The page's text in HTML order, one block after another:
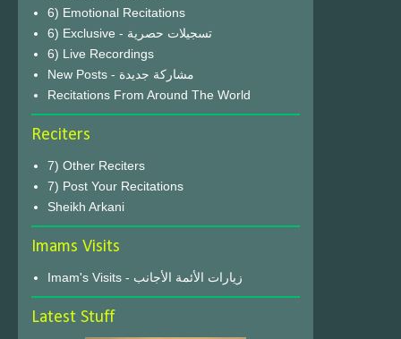
6) Emotional Recitations
6) Exclusive - تسجيلات حصرية
6) Live Recordings
New Posts - مشاركة جديدة
Recitations From Around The World
Reciters
7) Other Reciters
7) Post Your Recitations
Sheikh Arkani
Imams Visits
Imam's Visits - زيارات الأئمة الأجانب
Latest Stuff